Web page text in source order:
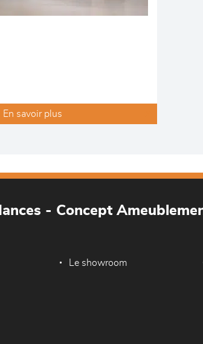
En savoir plus
- Concept
Le showroom